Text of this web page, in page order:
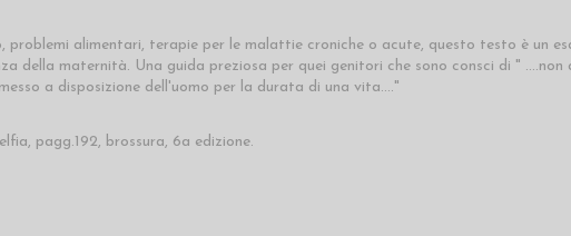
alimentari, terapie per le malattie croniche o acute, questo testo è un
della maternità. Una guida preziosa per quei genitori che sono consci di "
a disposizione dell'uomo per la durata di una vita…."
pagg.192, brossura, 6a edizione.